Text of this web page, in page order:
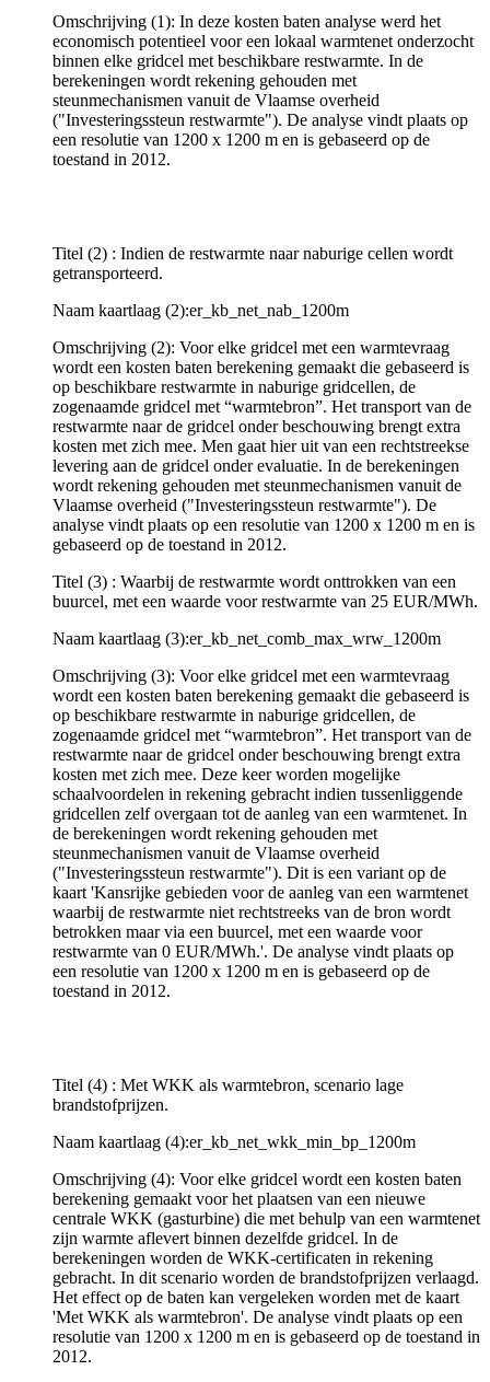
Omschrijving (1): In deze kosten baten analyse werd het
economisch potentieel voor een lokaal warmtenet onderzocht
binnen elke gridcel met beschikbare restwarmte. In de
berekeningen wordt rekening gehouden met
steunmechanismen vanuit de Vlaamse overheid
("Investeringssteun restwarmte"). De analyse vindt plaats op
een resolutie van 1200 x 1200 m en is gebaseerd op de
toestand in 2012.
Titel (2) : Indien de restwarmte naar naburige cellen wordt
getransporteerd.
Naam kaartlaag (2):er_kb_net_nab_1200m
Omschrijving (2): Voor elke gridcel met een warmtevraag
wordt een kosten baten berekening gemaakt die gebaseerd is
op beschikbare restwarmte in naburige gridcellen, de
zogenaamde gridcel met “warmtebron”. Het transport van de
restwarmte naar de gridcel onder beschouwing brengt extra
kosten met zich mee. Men gaat hier uit van een rechtstreekse
levering aan de gridcel onder evaluatie. In de berekeningen
wordt rekening gehouden met steunmechanismen vanuit de
Vlaamse overheid ("Investeringssteun restwarmte"). De
analyse vindt plaats op een resolutie van 1200 x 1200 m en is
gebaseerd op de toestand in 2012.
Titel (3) : Waarbij de restwarmte wordt onttrokken van een
buurcel, met een waarde voor restwarmte van 25 EUR/MWh.
Naam kaartlaag (3):er_kb_net_comb_max_wrw_1200m
Omschrijving (3): Voor elke gridcel met een warmtevraag
wordt een kosten baten berekening gemaakt die gebaseerd is
op beschikbare restwarmte in naburige gridcellen, de
zogenaamde gridcel met “warmtebron”. Het transport van de
restwarmte naar de gridcel onder beschouwing brengt extra
kosten met zich mee. Deze keer worden mogelijke
schaalvoordelen in rekening gebracht indien tussenliggende
gridcellen zelf overgaan tot de aanleg van een warmtenet. In
de berekeningen wordt rekening gehouden met
steunmechanismen vanuit de Vlaamse overheid
("Investeringssteun restwarmte"). Dit is een variant op de
kaart 'Kansrijke gebieden voor de aanleg van een warmtenet
waarbij de restwarmte niet rechtstreeks van de bron wordt
betrokken maar via een buurcel, met een waarde voor
restwarmte van 0 EUR/MWh.'. De analyse vindt plaats op
een resolutie van 1200 x 1200 m en is gebaseerd op de
toestand in 2012.
Titel (4) : Met WKK als warmtebron, scenario lage
brandstofprijzen.
Naam kaartlaag (4):er_kb_net_wkk_min_bp_1200m
Omschrijving (4): Voor elke gridcel wordt een kosten baten
berekening gemaakt voor het plaatsen van een nieuwe
centrale WKK (gasturbine) die met behulp van een warmtenet
zijn warmte aflevert binnen dezelfde gridcel. In de
berekeningen worden de WKK-certificaten in rekening
gebracht. In dit scenario worden de brandstofprijzen verlaagd.
Het effect op de baten kan vergeleken worden met de kaart
'Met WKK als warmtebron'. De analyse vindt plaats op een
resolutie van 1200 x 1200 m en is gebaseerd op de toestand in
2012.